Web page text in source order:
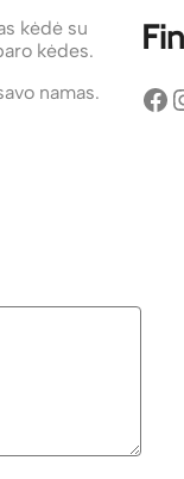
kėdė su
kėdes.
namas.
Facebook